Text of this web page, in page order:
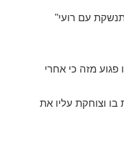
עם רועי"
פגוע מזה כי אחרי
וצוחקת עליו את